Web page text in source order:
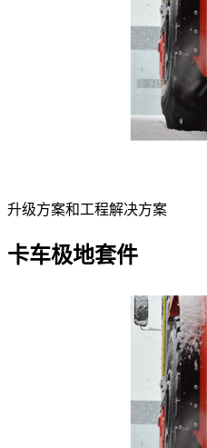
升级方案和工程解决方案
卡车极地套件